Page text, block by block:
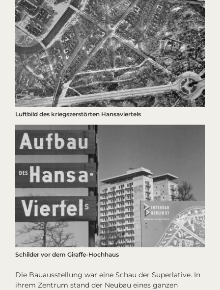
Luftbild des kriegszerstörten Hansaviertels
Schilder vor dem Giraffe-Hochhaus
Die Bauausstellung war eine Schau der Superlative. In
ihrem Zentrum stand der Neubau eines ganzen